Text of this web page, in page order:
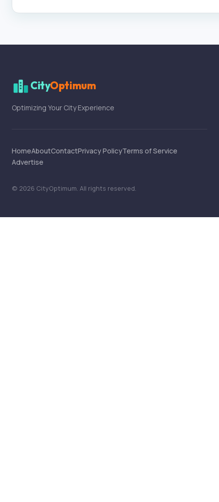
CityOptimum
Optimizing Your City Experience
HomeAboutContactPrivacy PolicyTerms of Service
Advertise
© 2026 CityOptimum. All rights reserved.